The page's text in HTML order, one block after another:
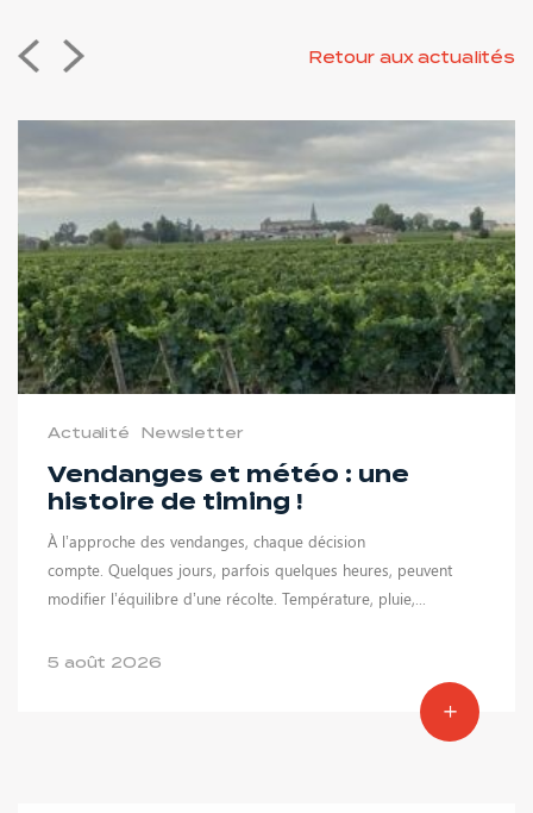
Retour aux actualités
Actualité Newsletter
Vendanges et météo : une
histoire de timing !
À l’approche des vendanges, chaque décision
compte. Quelques jours, parfois quelques heures, peuvent
modifier l’équilibre d’une récolte. Température, pluie,...
5 août 2026